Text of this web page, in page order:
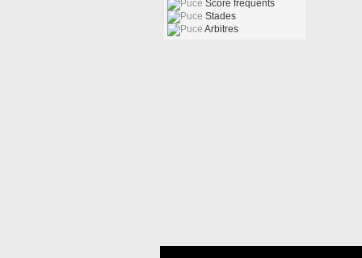
Score fréquents
Stades
Arbitres